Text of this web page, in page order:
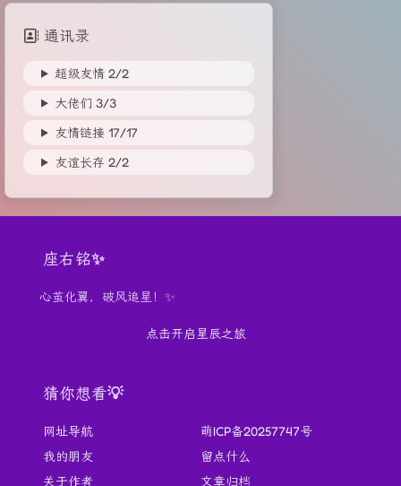
通讯录
超级友情2/2
大佬们 3/3
友情链接17/17
友谊长存 2/2
座右铭✨
心茧化翼，破风追星！✨
点击开启星辰之旅
猜你想看💡
网址导航
萌ICP备20257747号
我的朋友
留点什么
关于作者
文章归档